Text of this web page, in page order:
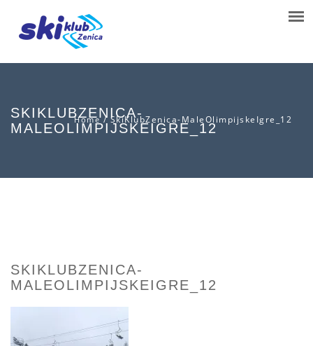
SKIKLUBZENICA-
MALEOLIMPIJSKEIGRE_12
Home / SkiKlubZenica-MaleOlimpijskeIgre_12
SKIKLUBZENICA-
MALEOLIMPIJSKEIGRE_12